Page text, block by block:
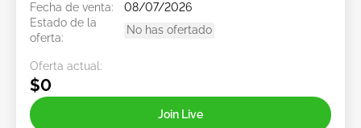
Fecha de venta:
08/07/2026
Estado de la
oferta:
No has ofertado
Oferta actual:
$0
Join Live